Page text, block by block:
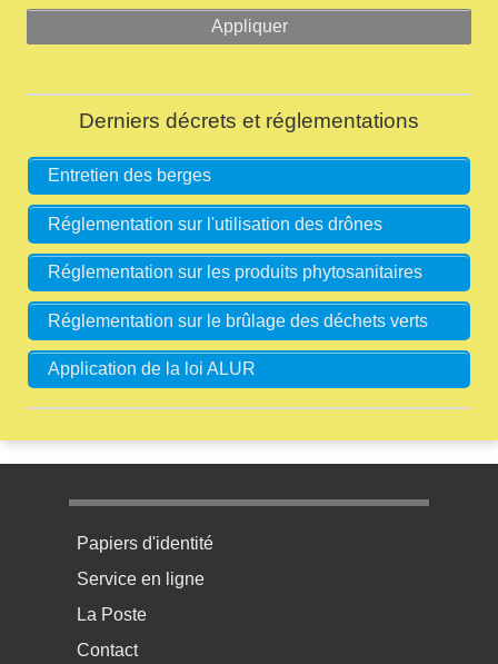
Derniers décrets et réglementations
Entretien des berges
Réglementation sur l'utilisation des drônes
Réglementation sur les produits phytosanitaires
Réglementation sur le brûlage des déchets verts
Application de la loi ALUR
Menu pratique bas de page 1
Papiers d'identité
Service en ligne
La Poste
Contact